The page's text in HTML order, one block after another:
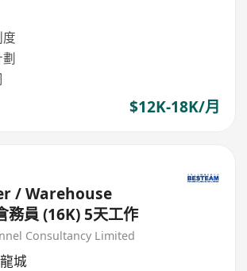
$12K-18K/月
員 (16K) 5天工作
Consultancy Limited
城